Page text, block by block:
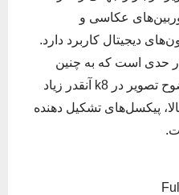
عکاسی و
دیجیتال کاربرد دارد.
در حدی است که به چنین
وضوح تصویری نیاز ندارد. وضوح تصویر در k8 آنقدر زیاد
پیکسل‌های تشکیل دهنده